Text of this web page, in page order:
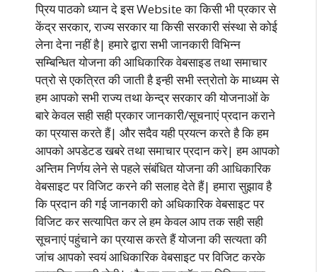
प्रिय पाठको ध्यान दे इस Website का किसी भी प्रकार से
केंद्र सरकार, राज्य सरकार या किसी सरकारी संस्था से कोई
लेना देना नहीं है| हमारे द्वारा सभी जानकारी विभिन्न
सम्बिन्धित योजना की आधिकारिक वेबसाइड तथा समाचार
पत्रो से एकत्रित की जाती है इन्ही सभी स्त्रोतो के माध्यम से
हम आपको सभी राज्य तथा केन्द्र सरकार की योजनाओं के
बारे केवल सही सही प्रकार जानकारी/सूचनाएं प्रदान कराने
का प्रयास करते हैं| और सदैव यही प्रयत्न करते है कि हम
आपको अपडेटड खबरे तथा समाचार प्रदान करे| हम आपको
अन्तिम निर्णय लेने से पहले संबंधित योजना की आधिकारिक
वेबसाइट पर विजिट करने की सलाह देते हैं| हमारा सुझाव है
कि प्रदान की गई जानकारी को अधिकारिक वेबसाइट पर
विजिट कर सत्यापित कर ले हम केवल आप तक सही सही
सूचनाएं पहुंचाने का प्रयास करते हैं योजना की सत्यता की
जांच आपको स्वयं आधिकारिक वेबसाइट पर विजिट करके